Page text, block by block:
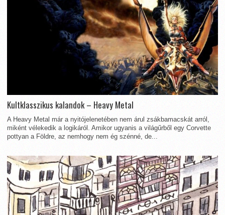
Kultklasszikus kalandok – Heavy Metal
A Heavy Metal már a nyitójelenetében nem árul zsákbamacskát arról,
miként vélekedik a logikáról. Amikor ugyanis a világűrből egy Corvette
pottyan a Földre, az nemhogy nem ég szénné, de...